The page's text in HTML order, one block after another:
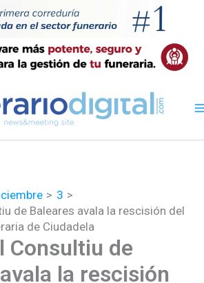
3
de Baleares avala la rescisión del
de Ciudadela
Consultiu de
la rescisión